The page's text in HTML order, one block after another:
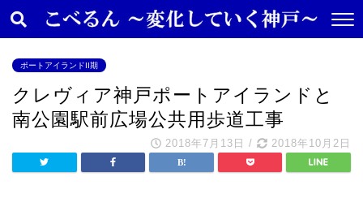
ポートアイランドII期
クレヴィア神戸ポートアイランドと
南公園駅前広場公共用歩道工事
2018年7月13日 / 2018年10月2日